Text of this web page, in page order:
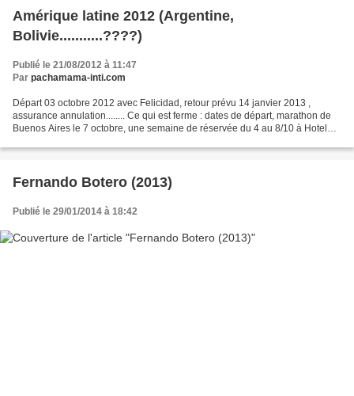
Amérique latine 2012 (Argentine,
Bolivie...........????)
Publié le 21/08/2012 à 11:47
Par pachamama-inti.com
Départ 03 octobre 2012 avec Felicidad, retour prévu 14 janvier 2013 ,
assurance annulation........ Ce qui est ferme : dates de départ, marathon de
Buenos Aires le 7 octobre, une semaine de réservée du 4 au 8/10 à Hotel
Fernando Botero (2013)
Publié le 29/01/2014 à 18:42